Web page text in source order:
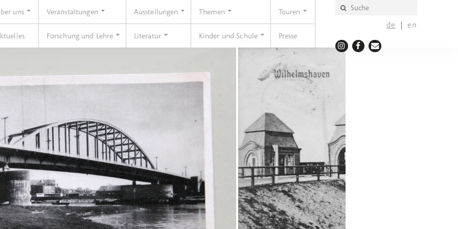
de en
uns Veranstaltungen Ausstellungen Themen Touren
Forschung und Lehre Literatur Kinder und Schule Presse